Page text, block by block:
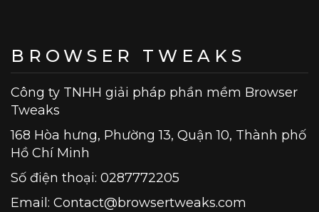
BROWSER TWEAKS
Công ty TNHH giải pháp phần mềm Browser
Tweaks
168 Hòa hưng, Phường 13, Quận 10, Thành phố
Hồ Chí Minh
Số điện thoại: 0287772205
Email: Contact@browsertweaks.com